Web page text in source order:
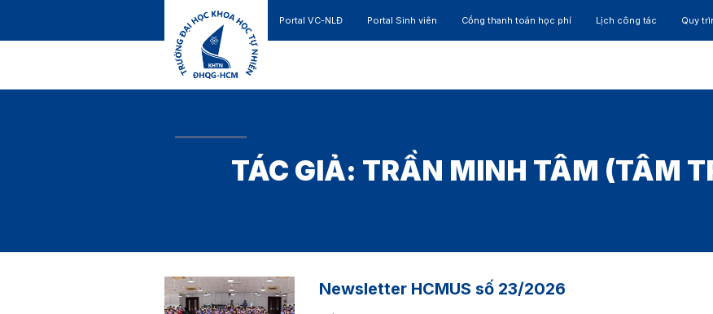
Portal VC-NLĐ Portal Sinh viên Cổng thanh toán học phí Lịch công tác Quy
TÁC GIẢ: TRẦN MINH TÂM (TÂM
Newsletter HCMUS số 23/2026